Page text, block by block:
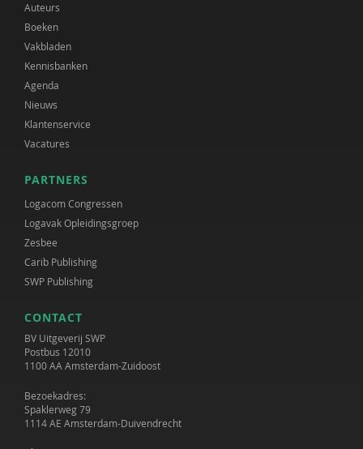
Auteurs
Boeken
Vakbladen
Kennisbanken
Agenda
Nieuws
Klantenservice
Vacatures
PARTNERS
Logacom Congressen
Logavak Opleidingsgroep
Zesbee
Carib Publishing
SWP Publishing
CONTACT
BV Uitgeverij SWP
Postbus 12010
1100 AA Amsterdam-Zuidoost
Bezoekadres:
Spaklerweg 79
1114 AE Amsterdam-Duivendrecht